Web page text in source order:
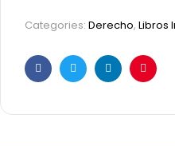
Categories: Derecho, Libros
FacebookTwitterLinkedin